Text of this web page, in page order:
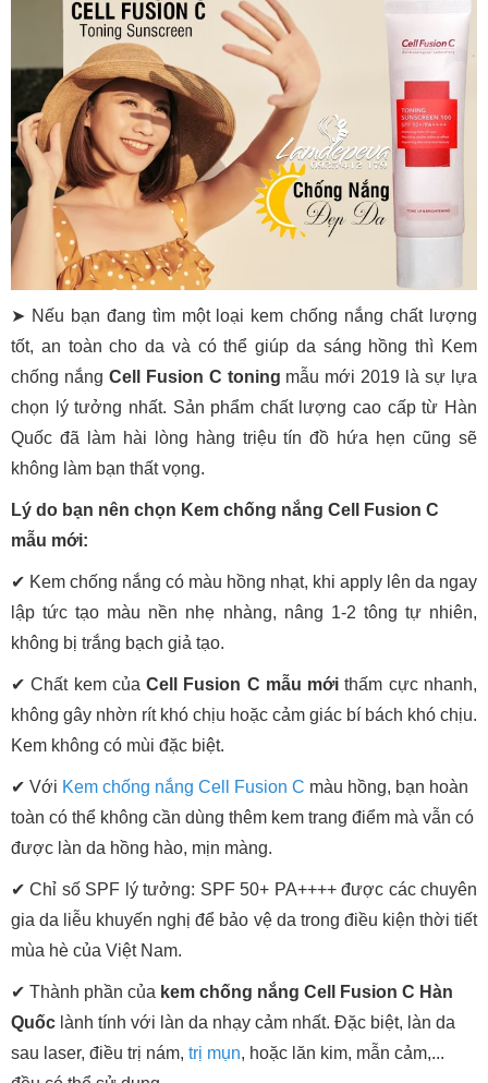
➤ Nếu bạn đang tìm một loại kem chống nắng chất lượng
tốt, an toàn cho da và có thể giúp da sáng hồng thì Kem
chống nắng Cell Fusion C toning mẫu mới 2019 là sự lựa
chọn lý tưởng nhất. Sản phẩm chất lượng cao cấp từ Hàn
Quốc đã làm hài lòng hàng triệu tín đồ hứa hẹn cũng sẽ
không làm bạn thất vọng.
Lý do bạn nên chọn Kem chống nắng Cell Fusion C
mẫu mới:
✔ Kem chống nắng có màu hồng nhạt, khi apply lên da ngay
lập tức tạo màu nền nhẹ nhàng, nâng 1-2 tông tự nhiên,
không bị trắng bạch giả tạo.
✔ Chất kem củaCell Fusion C mẫu mớithấm cực nhanh,
không gây nhờn rít khó chịu hoặc cảm giác bí bách khó chịu.
Kem không có mùi đặc biệt.
✔ Với Kem chống nắng Cell Fusion C màu hồng, bạn hoàn
toàn có thể không cần dùng thêm kem trang điểm mà vẫn có
được làn da hồng hào, mịn màng.
✔ Chỉ số SPF lý tưởng: SPF 50+ PA++++ được các chuyên
gia da liễu khuyến nghị để bảo vệ da trong điều kiện thời tiết
mùa hè của Việt Nam.
✔ Thành phần của kem chống nắng Cell Fusion C Hàn
Quốc lành tính với làn da nhạy cảm nhất. Đặc biệt, làn da
sau laser, điều trị nám, trị mụn, hoặc lăn kim, mẫn cảm,...